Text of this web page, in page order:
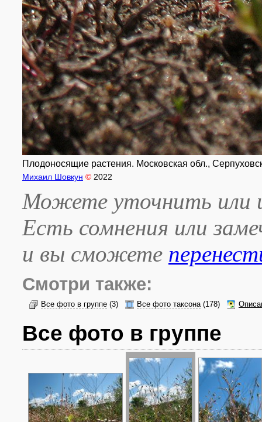
Плодоносящие растения. Московская обл.,
Михаил Шовкун © 2022
Можете уточнить или
Есть сомнения или
и вы сможете
Смотри также:
Все фото в группе (3) Все фото таксона(178)
Все фото в группе